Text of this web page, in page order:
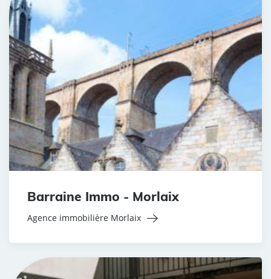
Barraine Immo - Morlaix
Agence immobilière Morlaix